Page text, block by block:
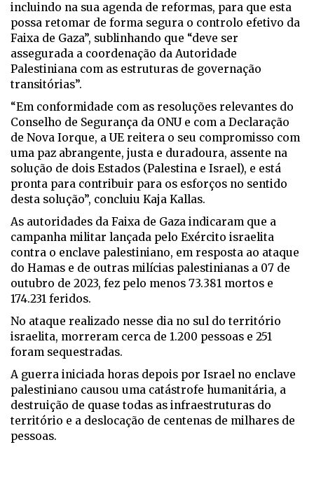
incluindo na sua agenda de reformas, para que esta
possa retomar de forma segura o controlo efetivo da
Faixa de Gaza”, sublinhando que “deve ser
assegurada a coordenação da Autoridade
Palestiniana com as estruturas de governação
transitórias”.
“Em conformidade com as resoluções relevantes do
Conselho de Segurança da ONU e com a Declaração
de Nova Iorque, a UE reitera o seu compromisso com
uma paz abrangente, justa e duradoura, assente na
solução de dois Estados (Palestina e Israel), e está
pronta para contribuir para os esforços no sentido
desta solução”, concluiu Kaja Kallas.
As autoridades da Faixa de Gaza indicaram que a
campanha militar lançada pelo Exército israelita
contra o enclave palestiniano, em resposta ao ataque
do Hamas e de outras milícias palestinianas a 07 de
outubro de 2023, fez pelo menos 73.381 mortos e
174.231 feridos.
No ataque realizado nesse dia no sul do território
israelita, morreram cerca de 1.200 pessoas e 251
foram sequestradas.
A guerra iniciada horas depois por Israel no enclave
palestiniano causou uma catástrofe humanitária, a
destruição de quase todas as infraestruturas do
território e a deslocação de centenas de milhares de
pessoas.